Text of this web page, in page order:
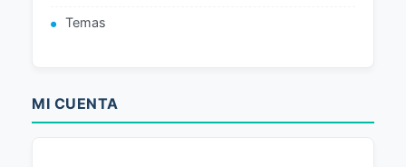
Temas
MI CUENTA